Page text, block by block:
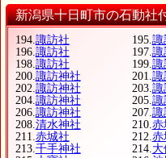
新潟県十日町市の石動社
194.諏訪社 195.諏
196.諏訪社 197.諏
198.諏訪社 199.諏
200.諏訪神社 201.諏
202.諏訪神社 203.諏
204.諏訪神社 205.諏
206.諏訪神社 207.諏
208.清水神社 210.赤
211.赤城社 212.赤
213.千手神社 214.大